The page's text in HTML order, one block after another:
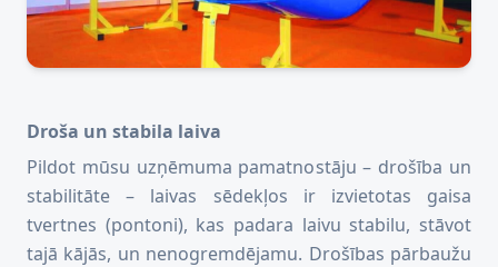
Droša un stabila laiva
Pildot mūsu uzņēmuma pamatnostāju – drošība un
stabilitāte – laivas sēdekļos ir izvietotas gaisa
tvertnes (pontoni), kas padara laivu stabilu, stāvot
tajā kājās, un nenogremdējamu. Drošības pārbaužu